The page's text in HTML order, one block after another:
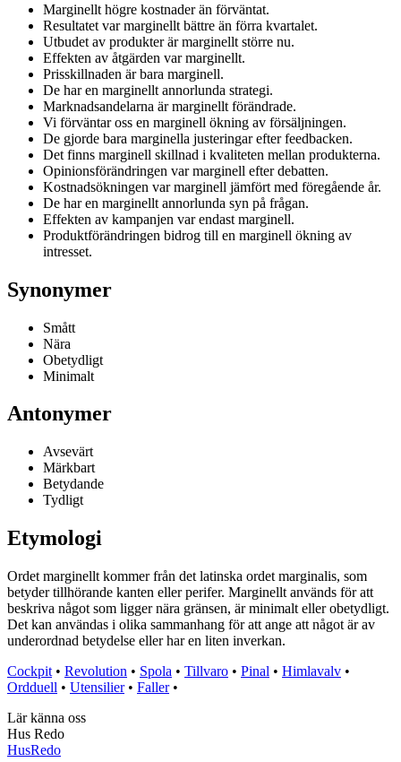
Marginellt högre kostnader än förväntat.
Resultatet var marginellt bättre än förra kvartalet.
Utbudet av produkter är marginellt större nu.
Effekten av åtgärden var marginellt.
Prisskillnaden är bara marginell.
De har en marginellt annorlunda strategi.
Marknadsandelarna är marginellt förändrade.
Vi förväntar oss en marginell ökning av försäljningen.
De gjorde bara marginella justeringar efter feedbacken.
Det finns marginell skillnad i kvaliteten mellan produkterna.
Opinionsförändringen var marginell efter debatten.
Kostnadsökningen var marginell jämfört med föregående år.
De har en marginellt annorlunda syn på frågan.
Effekten av kampanjen var endast marginell.
Produktförändringen bidrog till en marginell ökning av
intresset.
Synonymer
Smått
Nära
Obetydligt
Minimalt
Antonymer
Avsevärt
Märkbart
Betydande
Tydligt
Etymologi
Ordet marginellt kommer från det latinska ordet marginalis, som
betyder tillhörande kanten eller perifer. Marginellt används för att
beskriva något som ligger nära gränsen, är minimalt eller obetydligt.
Det kan användas i olika sammanhang för att ange att något är av
underordnad betydelse eller har en liten inverkan.
Cockpit • Revolution • Spola • Tillvaro • Pinal • Himlavalv •
Ordduell • Utensilier• Faller•
Lär känna oss
Hus Redo
HusRedo